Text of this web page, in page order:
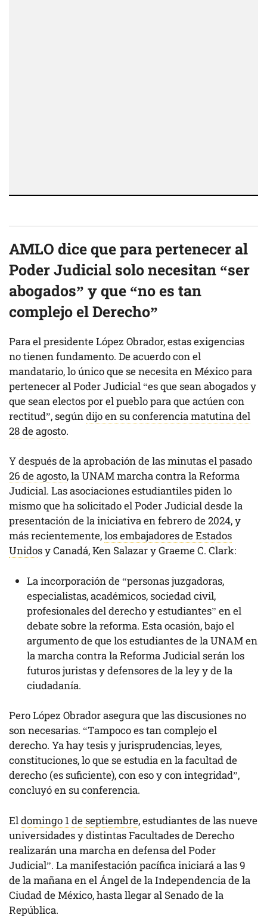
AMLO dice que para pertenecer al
Poder Judicial solo necesitan “ser
abogados” y que “no es tan
complejo el Derecho”
Para el presidente López Obrador, estas exigencias
no tienen fundamento. De acuerdo con el
mandatario, lo único que se necesita en México para
pertenecer al Poder Judicial “es que sean abogados y
que sean electos por el pueblo para que actúen con
rectitud”, según dijo en su conferencia matutina del
28 de agosto.
Y después de la aprobaciónde las minutas el pasado
26 de agosto, la UNAM marcha contra la Reforma
Judicial. Las asociaciones estudiantiles piden lo
mismo que ha solicitado el Poder Judicial desde la
presentación de la iniciativa en febrero de 2024, y
más recientemente,los embajadores de Estados
Unidos y Canadá, Ken Salazar y Graeme C. Clark:
La incorporación de “personas juzgadoras,
especialistas, académicos, sociedad civil,
profesionales del derecho y estudiantes” en el
debate sobre la reforma. Esta ocasión, bajo el
argumento de que los estudiantes de la UNAM en
la marcha contra la Reforma Judicial serán los
futuros juristas y defensores de la ley y de la
ciudadanía.
Pero López Obrador asegura que las discusiones no
son necesarias. “Tampoco es tan complejo el
derecho. Ya hay tesis y jurisprudencias, leyes,
constituciones, lo que se estudia en la facultad de
derecho (es suficiente), con eso y con integridad”,
concluyó ensu conferencia.
Eldomingo 1 de septiembre, estudiantes de las nueve
universidades y distintas Facultades de Derecho
realizarán una marcha en defensa del Poder
Judicial”. La manifestación pacífica iniciará a las 9
de la mañana en el Ángel de la Independencia de la
Ciudad de México, hasta llegar al Senado de la
República.